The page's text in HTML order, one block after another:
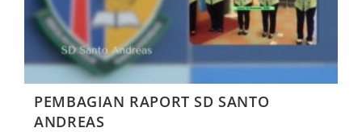
PEMBAGIAN RAPORT SD SANTO
ANDREAS